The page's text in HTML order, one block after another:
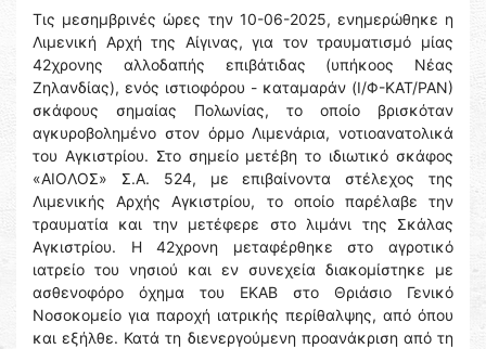
Τις μεσημβρινές ώρες την 10-06-2025, ενημερώθηκε η
Λιμενική Αρχή της Αίγινας, για τον τραυματισμό μίας
42χρονης αλλοδαπής επιβάτιδας (υπήκοος Νέας
Ζηλανδίας), ενός ιστιοφόρου - καταμαράν (Ι/Φ-ΚΑΤ/ΡΑΝ)
σκάφους σημαίας Πολωνίας, το οποίο βρισκόταν
αγκυροβολημένο στον όρμο Λιμενάρια, νοτιοανατολικά
του Αγκιστρίου. Στο σημείο μετέβη το ιδιωτικό σκάφος
«ΑΙΟΛΟΣ» Σ.Α. 524, με επιβαίνοντα στέλεχος της
Λιμενικής Αρχής Αγκιστρίου, το οποίο παρέλαβε την
τραυματία και την μετέφερε στο λιμάνι της Σκάλας
Αγκιστρίου. Η 42χρονη μεταφέρθηκε στο αγροτικό
ιατρείο του νησιού και εν συνεχεία διακομίστηκε με
ασθενοφόρο όχημα του ΕΚΑΒ στο Θριάσιο Γενικό
Νοσοκομείο για παροχή ιατρικής περίθαλψης, από όπου
και εξήλθε. Κατά τη διενεργούμενη προανάκριση από τη